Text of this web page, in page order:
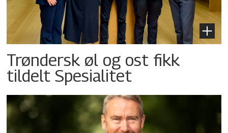
Trøndersk øl og ost fikk
tildelt Spesialitet